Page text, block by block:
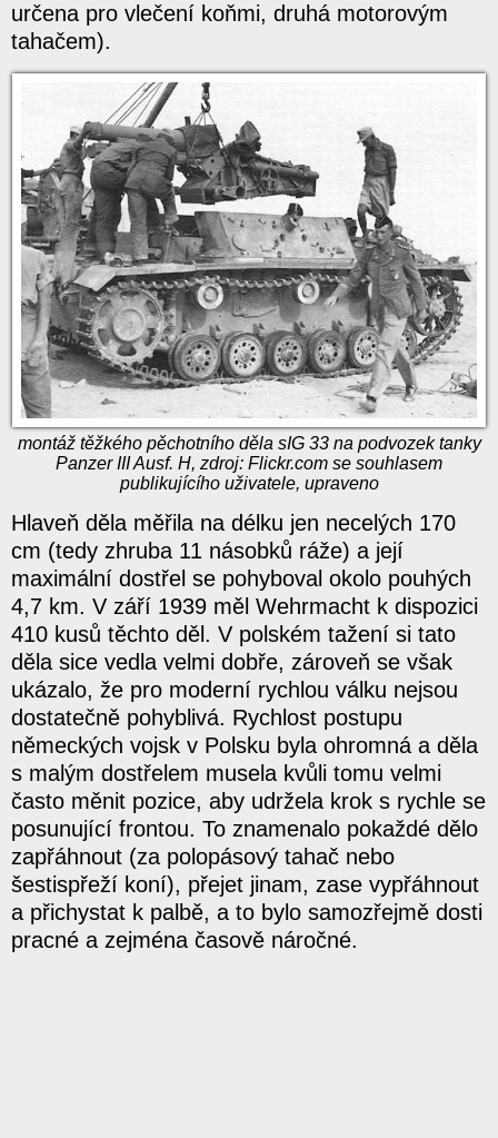
určena pro vlečení koňmi, druhá motorovým
tahačem).
montáž těžkého pěchotního děla sIG 33 na podvozek tanky
Panzer III Ausf. H, zdroj: Flickr.com se souhlasem
publikujícího uživatele, upraveno
Hlaveň děla měřila na délku jen necelých 170
cm (tedy zhruba 11 násobků ráže) a její
maximální dostřel se pohyboval okolo pouhých
4,7 km. V září 1939 měl Wehrmacht k dispozici
410 kusů těchto děl. V polském tažení si tato
děla sice vedla velmi dobře, zároveň se však
ukázalo, že pro moderní rychlou válku nejsou
dostatečně pohyblivá. Rychlost postupu
německých vojsk v Polsku byla ohromná a děla
s malým dostřelem musela kvůli tomu velmi
často měnit pozice, aby udržela krok s rychle se
posunující frontou. To znamenalo pokaždé dělo
zapřáhnout (za polopásový tahač nebo
šestispřeží koní), přejet jinam, zase vypřáhnout
a přichystat k palbě, a to bylo samozřejmě dosti
pracné a zejména časově náročné.